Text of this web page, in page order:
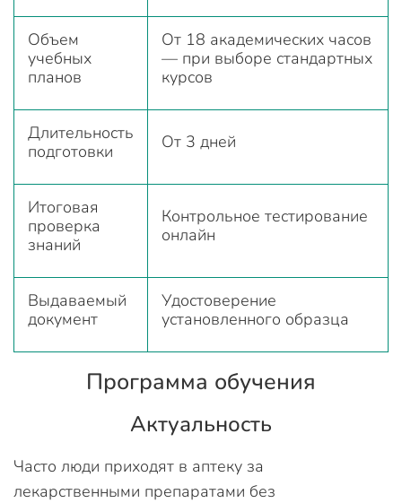
Объем
учебных
планов
От 18 академических часов
— при выборе стандартных
курсов
Длительность
подготовки
От 3 дней
Итоговая
проверка
знаний
Контрольное тестирование
онлайн
Выдаваемый
документ
Удостоверение
установленного образца
Программа обучения
Актуальность
Часто люди приходят в аптеку за
лекарственными препаратами без